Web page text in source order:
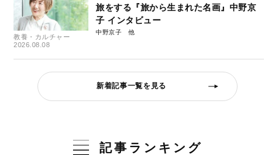
教養・カルチャー
2026.08.08
旅をする『旅から生まれた名画』中野京
子 インタビュー
中野京子
新着記事一覧を見る
記事ランキング